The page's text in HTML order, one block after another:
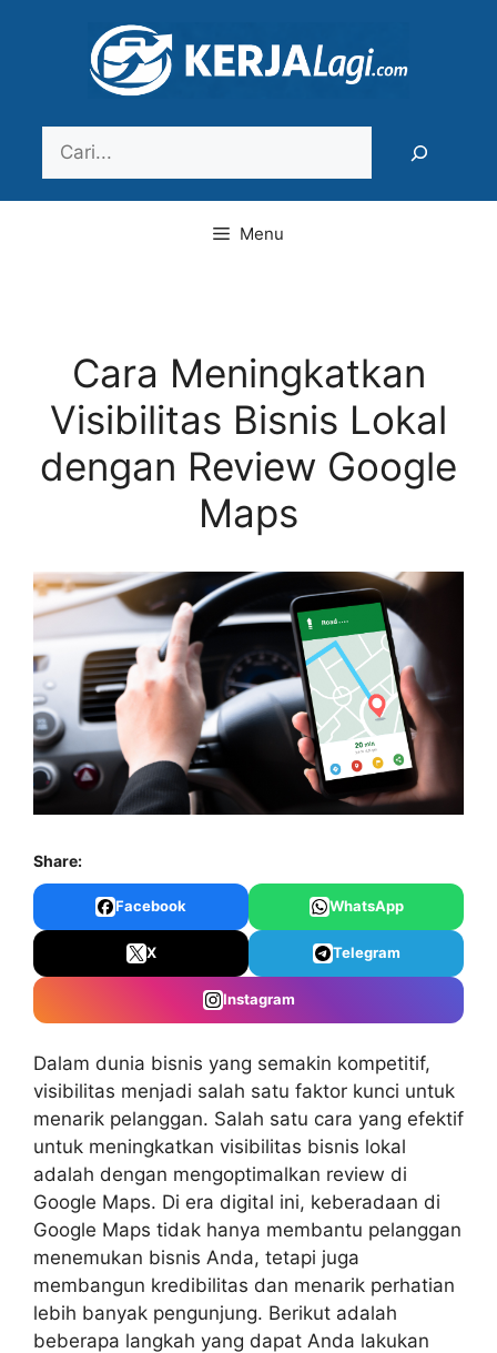
Menu
Cara Meningkatkan
Visibilitas Bisnis Lokal
dengan Review Google
Maps
Share:
Facebook WhatsApp
X Telegram
Instagram
Dalam dunia bisnis yang semakin kompetitif,
visibilitas menjadi salah satu faktor kunci untuk
menarik pelanggan. Salah satu cara yang efektif
untuk meningkatkan visibilitas bisnis lokal
adalah dengan mengoptimalkan review di
Google Maps. Di era digital ini, keberadaan di
Google Maps tidak hanya membantu pelanggan
menemukan bisnis Anda, tetapi juga
membangun kredibilitas dan menarik perhatian
lebih banyak pengunjung. Berikut adalah
beberapa langkah yang dapat Anda lakukan